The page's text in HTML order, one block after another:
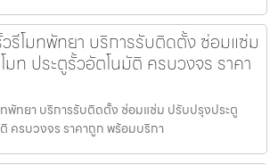
รีโมทพัทยา บริการรับติดตั้ง ซ่อมแซ่ม
ท ประตูรั้วอัตโนมัติ ครบวงจร ราคา
พัทยา บริการรับติดตั้ง ซ่อมแซ่ม ปรับปรุงประตู
ครบวงจร ราคาถูก พร้อมบริกา